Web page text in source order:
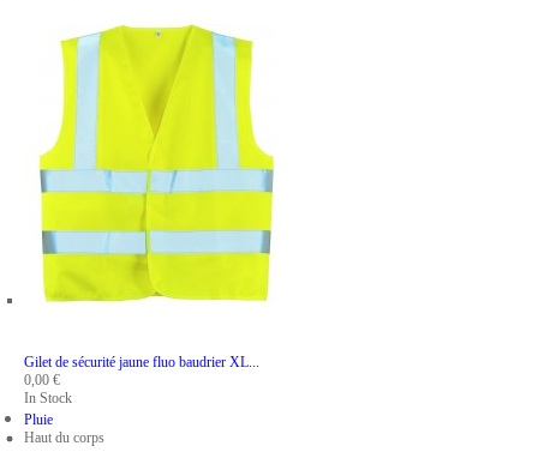
Gilet de sécurité jaune fluo baudrier XL...
0,00 €
In Stock
Pluie
Haut du corps